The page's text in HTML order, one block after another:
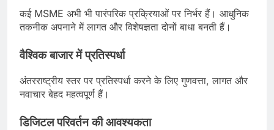
कई MSME अभी भी पारंपरिक प्रक्रियाओं पर निर्भर हैं। आधुनिक
तकनीक अपनाने में लागत और विशेषज्ञता दोनों बाधा बनती हैं।
वैश्विक बाजार में प्रतिस्पर्धा
अंतरराष्ट्रीय स्तर पर प्रतिस्पर्धा करने के लिए गुणवत्ता, लागत और
नवाचार बेहद महत्वपूर्ण हैं।
डिजिटल परिवर्तन की आवश्यकता